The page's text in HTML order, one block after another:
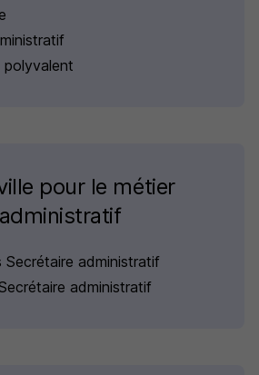
polyvalent
pour le métier
Secrétaire administratif
administratif